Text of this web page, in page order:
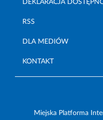
DEKLARACJA
RSS
DLA MEDIÓW
KONTAKT
Miejska Platforma